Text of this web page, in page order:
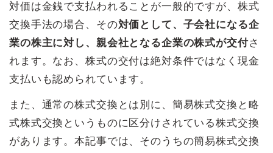
対価は金銭で支払われることが一般的ですが、株式
交換手法の場合、その対価として、子会社になる企
業の株主に対し、親会社となる企業の株式が交付さ
れます。なお、株式の交付は絶対条件ではなく現金
支払いも認められています。
また、通常の株式交換とは別に、簡易株式交換と略
式株式交換というものに区分けされている株式交換
があります。本記事では、そのうちの簡易株式交換